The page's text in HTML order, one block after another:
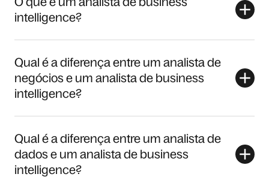
intelligence?
Qual é a diferença entre um analista de
negócios e um analista de business
intelligence?
Qual é a diferença entre um analista de
dados e um analista de business
intelligence?